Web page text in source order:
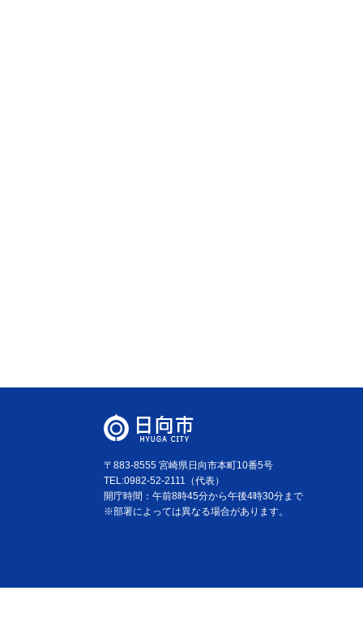
〒883-8555 宮崎県日向市本町10番5号
TEL:0982-52-2111（代表）
開庁時間：午前8時45分から午後4時30分まで
※部署によっては異なる場合があります。